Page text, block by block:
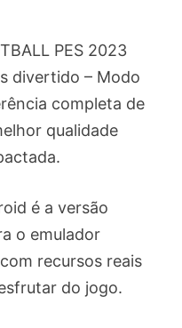
PES 2023
divertido – Modo
completa de
qualidade
é a versão
o emulador
recursos reais
do jogo.